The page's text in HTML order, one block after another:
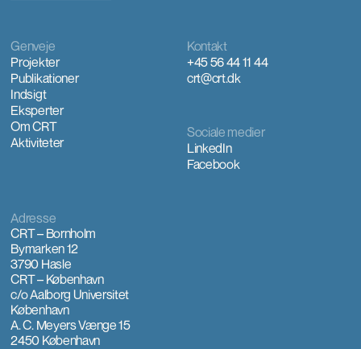
Kontakt
+45 56 44 11 44
crt@crt.dk
Genveje
Projekter
Publikationer
Indsigt
Eksperter
Om CRT
Aktiviteter
Sociale medier
LinkedIn
Facebook
Adresse
CRT – Bornholm
Bymarken 12
3790 Hasle
CRT – København
c/o Aalborg Universitet
København
A. C. Meyers Vænge 15
2450 København